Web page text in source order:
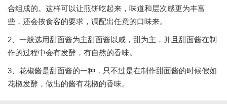
合组成的。这样可以让煎饼吃起来，味道和层次感更为丰富
些，还会按食客的要求，调配出任意的口味来。
2、一般选用甜面酱为主甜面酱以咸，甜为主，并且甜面酱在制
作的过程中会有发酵，有自然的香味。
3、花椒酱是甜面酱的一种，只不过是在制作甜面酱的时候假如
花椒发酵，做出的酱有花椒的香味。